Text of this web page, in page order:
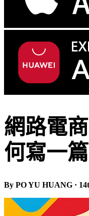
網路電
何寫一
By PO YU HUANG ·